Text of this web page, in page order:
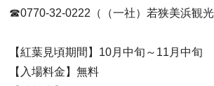
☎0770-32-0222（（一社）若狭美浜観光
【紅葉見頃期間】10月中旬～11月中旬
【入場料金】無料